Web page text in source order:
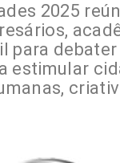
2025
para
estimular